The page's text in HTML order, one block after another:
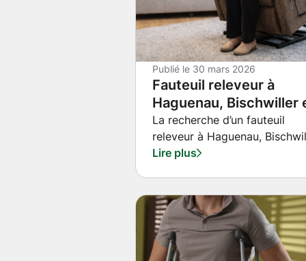
Publié le 30 mars 2026
Fauteuil releveur à
Haguenau, Bischwiller
Strasbourg : à partir de
quand devient-il
vraiment utile ?
La recherche d’un fauteuil
releveur à Haguenau,
ou Strasbourg intervient
articulaires, fatigue
ou perte progressive
d’autonomie. Beaucoup de
personnes repoussent cette
Lire plus